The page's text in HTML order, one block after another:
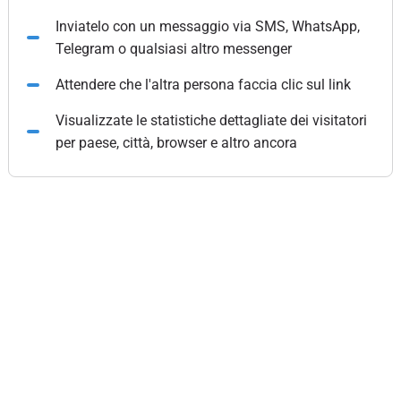
Inviatelo con un messaggio via SMS, WhatsApp,
Telegram o qualsiasi altro messenger
Attendere che l'altra persona faccia clic sul link
Visualizzate le statistiche dettagliate dei visitatori
per paese, città, browser e altro ancora